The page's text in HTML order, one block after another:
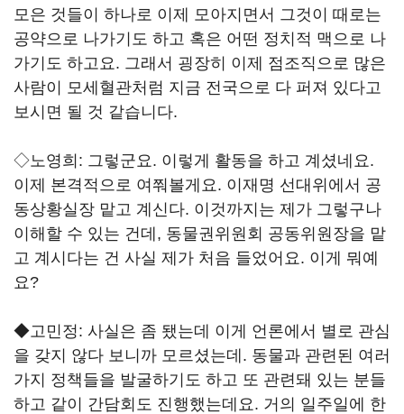
모은 것들이 하나로 이제 모아지면서 그것이 때로는
공약으로 나가기도 하고 혹은 어떤 정치적 맥으로 나
가기도 하고요. 그래서 굉장히 이제 점조직으로 많은
사람이 모세혈관처럼 지금 전국으로 다 퍼져 있다고
보시면 될 것 같습니다.
◇노영희: 그렇군요. 이렇게 활동을 하고 계셨네요.
이제 본격적으로 여쭤볼게요. 이재명 선대위에서 공
동상황실장 맡고 계신다. 이것까지는 제가 그렇구나
이해할 수 있는 건데, 동물권위원회 공동위원장을 맡
고 계시다는 건 사실 제가 처음 들었어요. 이게 뭐예
요?
◆고민정: 사실은 좀 됐는데 이게 언론에서 별로 관심
을 갖지 않다 보니까 모르셨는데. 동물과 관련된 여러
가지 정책들을 발굴하기도 하고 또 관련돼 있는 분들
하고 같이 간담회도 진행했는데요. 거의 일주일에 한